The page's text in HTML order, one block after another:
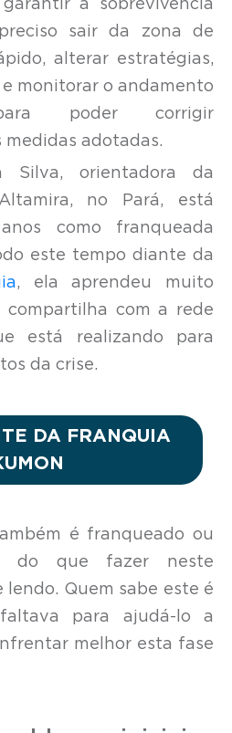
a sobrevivência
sair da zona de
alterar estratégias,
monitorar o andamento
poder corrigir
adotadas.
Silva, orientadora da
no Pará, está
como franqueada
este tempo diante da
, ela aprendeu muito
compartilha com a rede
está realizando para
da crise.
DA FRANQUIA
é franqueado ou
do que fazer neste
Quem sabe este é
para ajudá-lo a
melhor esta fase